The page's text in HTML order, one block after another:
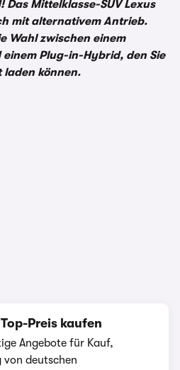
Mittelklasse-SUV Lexus
mit alternativem Antrieb.
Wahl zwischen einem
Plug-in-Hybrid, den Sie
laden können.
Preis kaufen
Angebote für Kauf,
von deutschen